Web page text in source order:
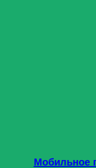
Мобильное